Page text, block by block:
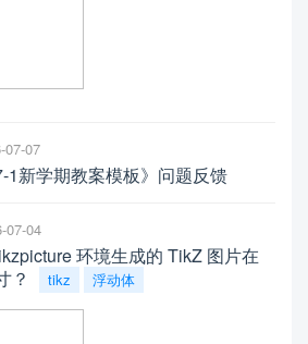
07-07
1新学期教案模板》问题反馈
07-04
环境生成的 TikZ 图片在
？
tikz 浮动体